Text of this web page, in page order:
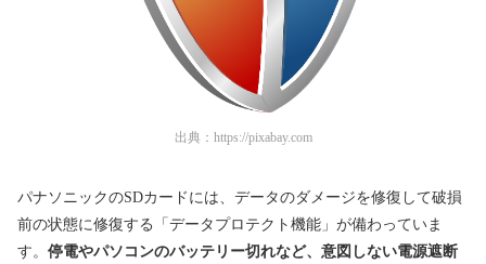
出典： https://pixabay.com
パナソニックのSDカードには、データのダメージを修復して破損
前の状態に修復する「データプロテクト機能」が備わっていま
す。 停電やパソコンのバッテリー切れなど、意図しない電源遮断